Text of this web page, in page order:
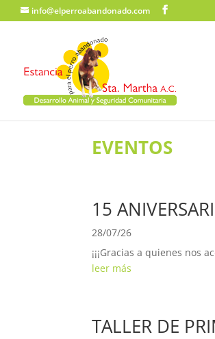
info@elperroabandonado.com
EVENTOS
15
28/07/26
¡¡¡Gracias a quienes nos
leer más
TALLER DE